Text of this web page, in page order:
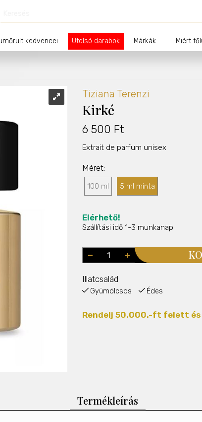
kedvencei Utolsó darabok Márkák Miért
Tiziana Terenzi
Kirké
6 500 Ft
Extrait de parfum unisex
Méret
100 ml 5 ml minta
Elérhető!
Szállítási idő 1-3 munkanap
Illatcsalád
Gyümölcsös Édes
Rendelj 50.000.-ft felett és
Termékleírás